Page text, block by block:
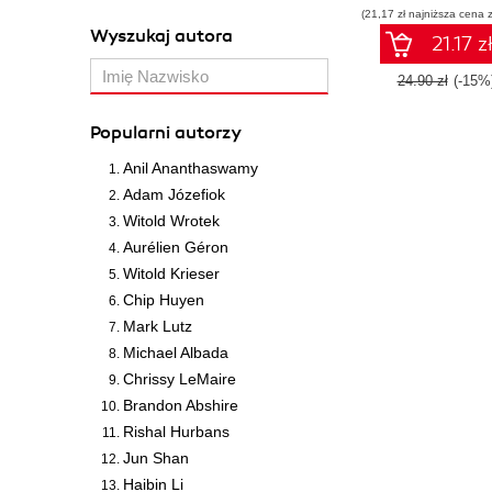
Wyszukaj autora
Popularni autorzy
Anil Ananthaswamy
Adam Józefiok
Witold Wrotek
Aurélien Géron
Witold Krieser
Chip Huyen
Mark Lutz
Michael Albada
Chrissy LeMaire
Brandon Abshire
Rishal Hurbans
Jun Shan
Haibin Li
(21,17 zł najniższa cena
21.17 zł
24.90 zł (-